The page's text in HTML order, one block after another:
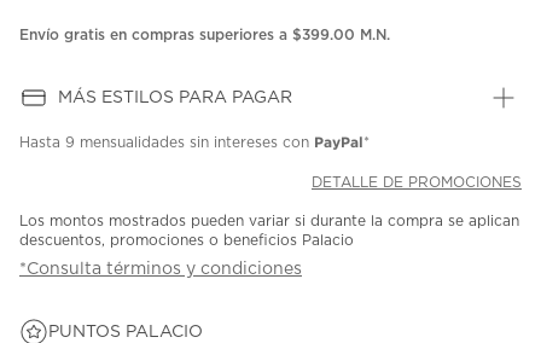
Envío gratis en compras superiores a $399.00 M.N.
MÁS ESTILOS PARA PAGAR
Hasta 9 mensualidades sin intereses con PayPal*
DETALLE DE PROMOCIONES
Los montos mostrados pueden variar si durante la compra se aplican
descuentos, promociones o beneficios Palacio
*Consulta términos y condiciones
PUNTOS PALACIO